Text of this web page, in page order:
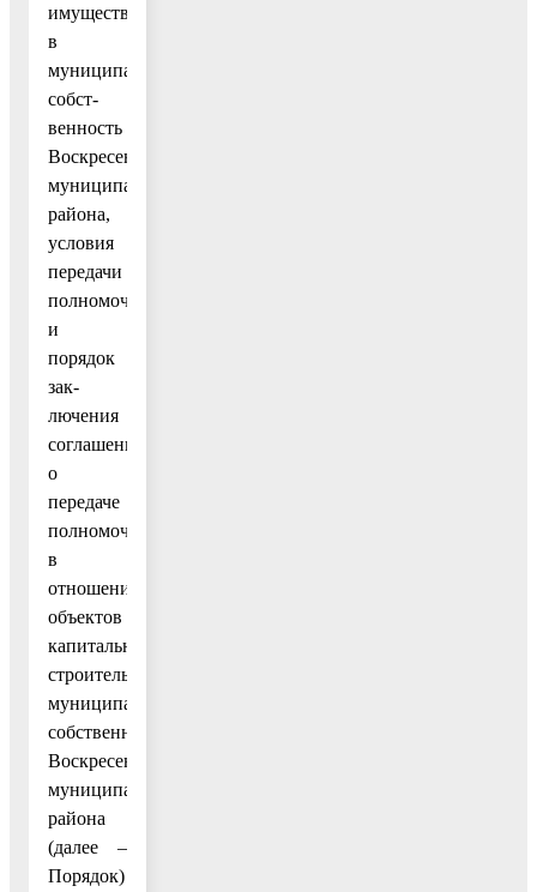
имущества
в
муниципальную
собст-
венность
Воскресенского
муниципального
района,
условия
передачи
полномочий
и
порядок
зак-
лючения
соглашений
о
передаче
полномочий
в
отношении
объектов
капитального
строительства
муниципальной
собственности
Воскресенского
муниципального
района
(далее –
Порядок)